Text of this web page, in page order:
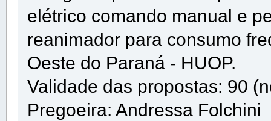
elétrico comando manual e
reanimador para consumo
Oeste do Paraná - HUOP.
Validade das propostas: 90
Pregoeira: Andressa Folchini